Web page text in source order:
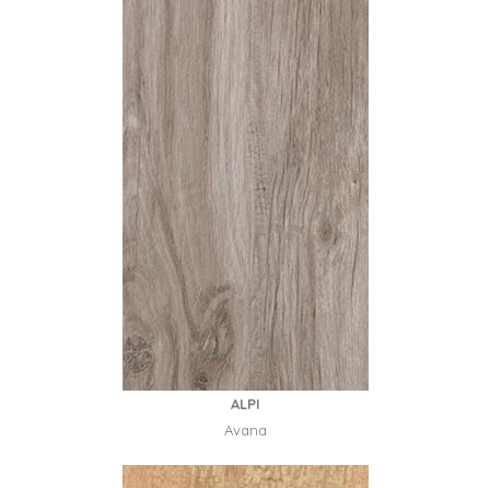
ALPI
Avana